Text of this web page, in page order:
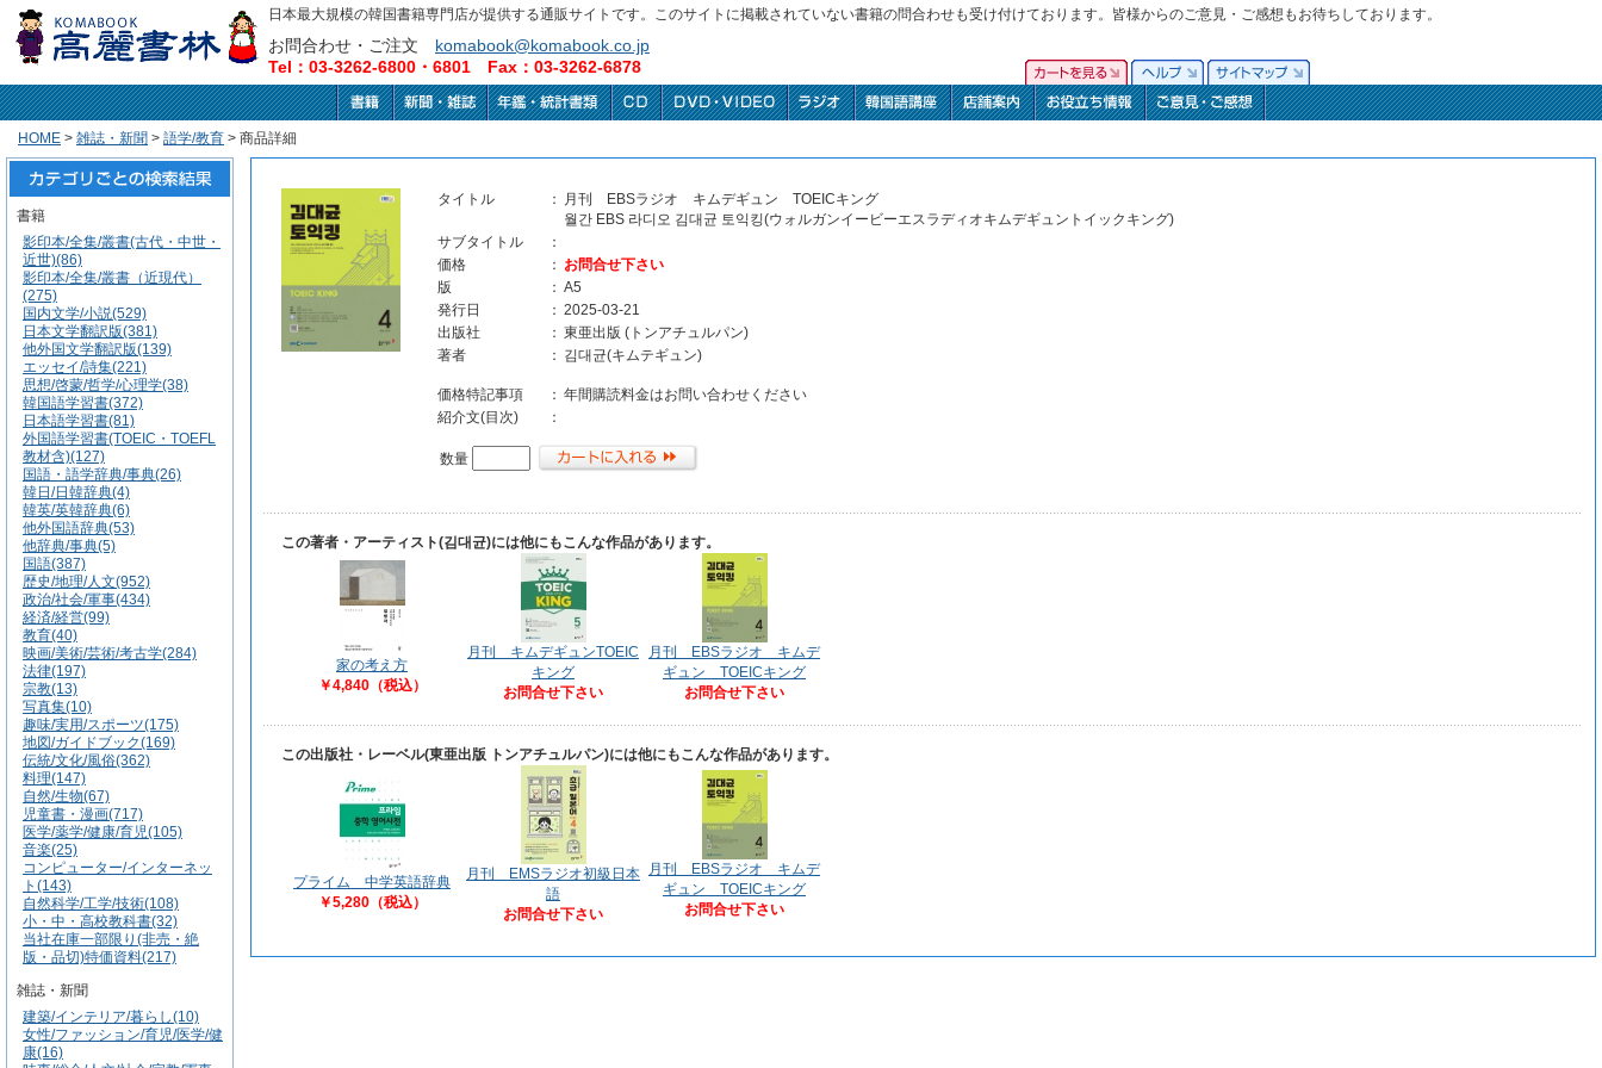
日本最大規模の韓国書籍専門店が提供する通販サイトです。このサイトに掲載されていない書籍の問合わせも受け付けております。皆様からのご意見・ご感想もお待ちしております。
お問合わせ・ご注文 komabook@komabook.co.jp
Tel：03-3262-6800・6801 Fax：03-3262-6878
HOME > 雑誌・新聞 > 語学/教育 > 商品詳細
書籍
影印本/全集/叢書(古代・中世・
近世)(86)
影印本/全集/叢書（近現代）
(275)
国内文学/小説(529)
日本文学翻訳版(381)
他外国文学翻訳版(139)
エッセイ/詩集(221)
思想/啓蒙/哲学/心理学(38)
韓国語学習書(372)
日本語学習書(81)
外国語学習書(TOEIC・TOEFL
教材含)(127)
国語・語学辞典/事典(26)
韓日/日韓辞典(4)
韓英/英韓辞典(6)
他外国語辞典(53)
他辞典/事典(5)
国語(387)
歴史/地理/人文(952)
政治/社会/軍事(434)
経済/経営(99)
教育(40)
映画/美術/芸術/考古学(284)
法律(197)
宗教(13)
写真集(10)
趣味/実用/スポーツ(175)
地図/ガイドブック(169)
伝統/文化/風俗(362)
料理(147)
自然/生物(67)
児童書・漫画(717)
医学/薬学/健康/育児(105)
音楽(25)
コンピューター/インターネッ
ト(143)
自然科学/工学/技術(108)
小・中・高校教科書(32)
当社在庫一部限り(非売・絶
版・品切)特価資料(217)
雑誌・新聞
建築/インテリア/暮らし(10)
女性/ファッション/育児/医学/健
康(16)
タイトル ：
月刊 EBSラジオ キムデギュン TOEICキング
월간 EBS 라디오 김대균 토익킹(ウォルガンイービーエスラディオキムデギュントイックキング)
サブタイトル
：
価格
： お問合せ下さい
版
： A5
発行日
： 2025-03-21
出版社
： 東亜出版 (トンアチュルパン)
著者
： 김대균(キムテギュン)
価格特記事項 ： 年間購読料金はお問い合わせください
紹介文(目次)
：
数量
この著者・アーティスト(김대균)には他にもこんな作品があります。
家の考え方
￥4,840（税込）
月刊 キムデギュンTOEIC
キング
お問合せ下さい
月刊 EBSラジオ キムデ
ギュン TOEICキング
お問合せ下さい
この出版社・レーベル(東亜出版 トンアチュルパン)には他にもこんな作品があります。
プライム 中学英語辞典
￥5,280（税込）
月刊 EMSラジオ初級日本
語
お問合せ下さい
月刊 EBSラジオ キムデ
ギュン TOEICキング
お問合せ下さい